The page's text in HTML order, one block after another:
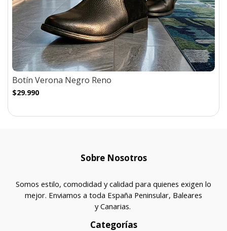
Botín Verona Negro Reno
$29.990
Sobre Nosotros
Somos estilo, comodidad y calidad para quienes exigen lo
mejor. Enviamos a toda España Peninsular, Baleares
y Canarias.
Categorías